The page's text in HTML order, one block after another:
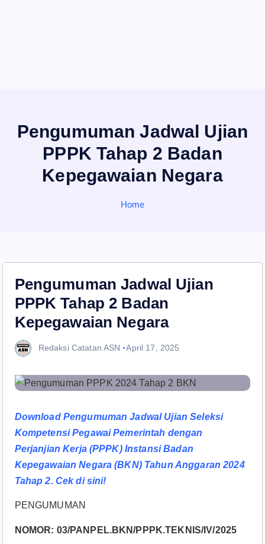
Pengumuman Jadwal Ujian
PPPK Tahap 2 Badan
Kepegawaian Negara
Home
Pengumuman Jadwal Ujian
PPPK Tahap 2 Badan
Kepegawaian Negara
Redaksi Catatan ASN April 17, 2025
Download Pengumuman Jadwal Ujian Seleksi
Kompetensi Pegawai Pemerintah dengan
Perjanjian Kerja (PPPK) Instansi Badan
Kepegawaian Negara (BKN) Tahun Anggaran 2024
Tahap 2. Cek di sini!
PENGUMUMAN
NOMOR: 03/PANPEL.BKN/PPPK.TEKNIS/IV/2025